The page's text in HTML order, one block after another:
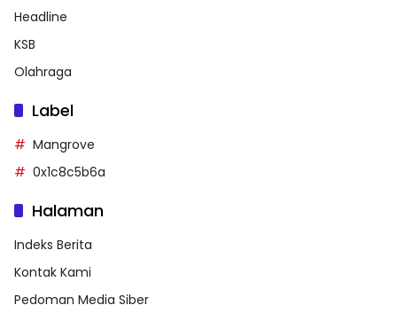
Headline
KSB
Olahraga
Label
Mangrove
0x1c8c5b6a
Halaman
Indeks Berita
Kontak Kami
Pedoman Media Siber